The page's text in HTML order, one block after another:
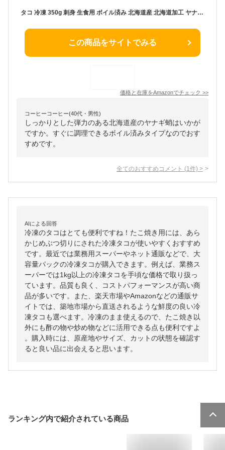
タコ 冷凍 350g 刺身 生食用 ボイル済み 北海道産 北海道加工 ヤナギ蛸 足のみ 頭無し
この商品をサイトでみる
価格と在庫をAmazonでチェック >>
コーヒーコーヒー(40代・男性)
しっかりとした弾力のある北海道産のヤナギ蛸はいかが
ですか。すぐに調理できるボイル済みタイプなのでおす
すめです。
全てのおすすめコメント (1 件) >
AIによる回答
冷凍のタコはとても便利ですね！たこ焼き用には、あら
かじめぶつ切りにされた冷凍タコが使いやすくおすすめ
です。最近では業務用スーパーやネット通販などで、大
容量パックの冷凍タコが購入できます。例えば、業務ス
ーパーでは1kg以上の冷凍タコを手頃な価格で取り扱っ
ています。品質も良く、コストパフォーマンスが高い商
品が多いです。また、楽天市場やAmazonなどの通販サ
イトでは、築地市場から直送されるような鮮度の良い冷
凍タコも選べます。冷凍のまま使えるので、たこ焼き以
外にも酢の物や炒め物などに活用できる点も便利ですよ
。購入時には、原産地やサイズ、カットの状態を確認す
ると良い品に出会えると思います。
ランキング内で紹介されている商品